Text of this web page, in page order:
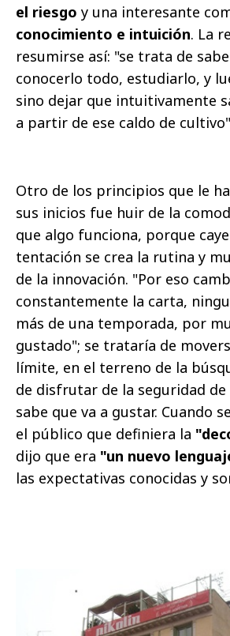
el riesgo y una interesante
conocimiento e intuición. La
resumirse así: "se trata de
conocerlo todo, estudiarlo, y
sino dejar que intuitivamente
a partir de ese caldo de
Otro de los principios que le
sus inicios fue huir de la
que algo funciona, porque
tentación se crea la rutina y
de la innovación. "Por eso
constantemente la carta,
más de una temporada, por
gustado"; se trataría de
límite, en el terreno de la
de disfrutar de la seguridad de
sabe que va a gustar. Cuando
el público que definiera la
dijo que era "un nuevo
las expectativas conocidas y